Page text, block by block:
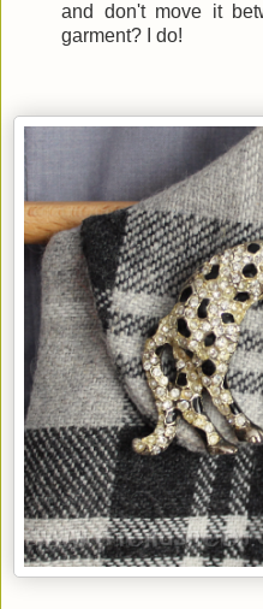
and don't move it
garment? I do!